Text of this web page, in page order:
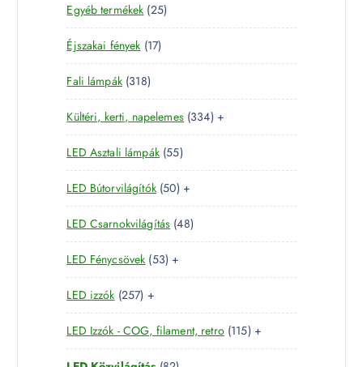
k
r
m
é
k
t
r
é
k
Egyéb termékek 252
5
e
m
é
k
Éjszakai fények 171
7
e
r
m
é
k
Fali lámpák 3183
1
8
t
e
r
m
é
k
Kültéri, kerti, napelemes 3343
3
t
r
é
+
LED Asztali lámpák 555
5
t
e
r
m
k
LED Bútorvilágítók 505
0
t
e
r
m
k
+
LED Csarnokvilágítás 484
8
e
m
é
k
LED Fénycsövek 535
3
e
r
m
+
LED izzók 2572
5
7
t
+
LED Izzók - COG, filament, retro 1151
1
+